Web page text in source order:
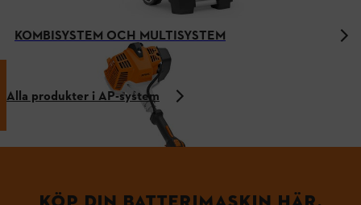
KOMBISYSTEM OCH MULTISYSTEM
Alla produkter i AP-system